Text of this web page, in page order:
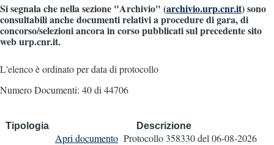
Si segnala che nella sezione "Archivio" (archivio.urp.cnr.it) sono
consultabili anche documenti relativi a procedure di gara, di
concorso/selezioni ancora in corso pubblicati sul precedente sito
web urp.cnr.it.
L'elenco è ordinato per data di protocollo
Numero Documenti: 40 di 44706
Tipologia Descrizione
Apri documento Protocollo 358330del 06-08-2026